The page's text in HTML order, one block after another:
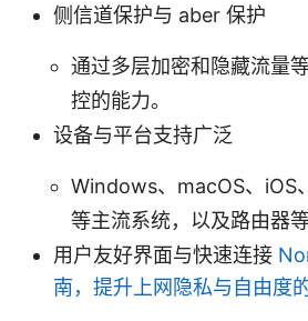
侧信道保护与 aber 保护
通过多层加密和隐藏流量
控的能力。
设备与平台支持广泛
Windows、macOS、iOS
等主流系统，以及路由器
用户友好界面与快速连接
南，提升上网隐私与自由度